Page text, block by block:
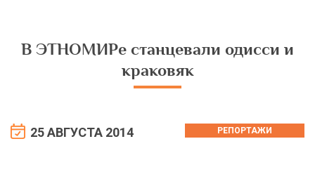
В ЭТНОМИРе станцевали одисси и
краковяк
25 АВГУСТА 2014 РЕПОРТАЖИ